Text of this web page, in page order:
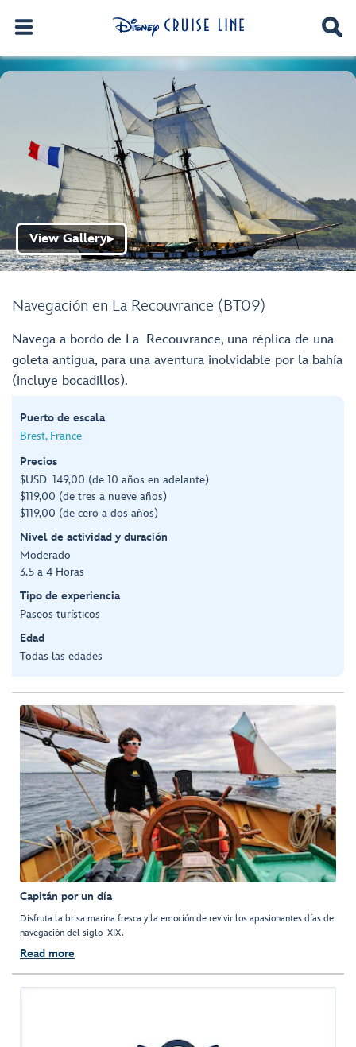
Navegación en La Recouvrance (BT09)
View Gallery▶
Navega a bordo de La Recouvrance, una réplica de una
goleta antigua, para una aventura inolvidable por la bahía
(incluye bocadillos).
Puerto de escala
Brest, France
Precios
$USD 149,00 (de 10 años en adelante)
$119,00 (de tres a nueve años)
$119,00 (de cero a dos años)
Nivel de actividad y duración
Moderado
3.5 a 4 Horas
Tipo de experiencia
Paseos turísticos
Edad
Todas las edades
Capitán por un día
Disfruta la brisa marina fresca y la emoción de revivir los apasionantes días de
navegación del siglo XIX.
Read more